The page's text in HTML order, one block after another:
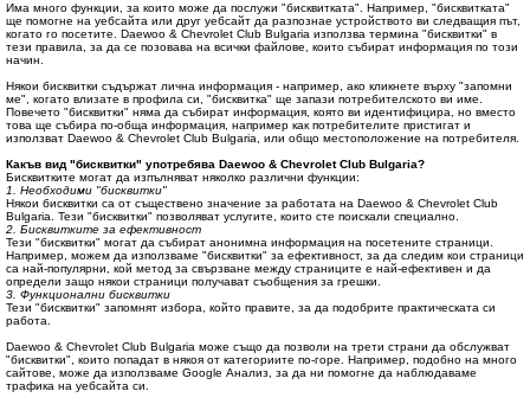
Има много функции, за които може да послужи "бисквитката". Например, "бисквитката"
ще помогне на уебсайта или друг уебсайт да разпознае устройството ви следващия път,
когато го посетите. Daewoo & Chevrolet Club Bulgaria използва термина "бисквитки" в
тези правила, за да се позовава на всички файлове, които събират информация по този
начин.
Някои бисквитки съдържат лична информация - например, ако кликнете върху "запомни
ме", когато влизате в профила си, "бисквитка" ще запази потребителското ви име.
Повечето "бисквитки" няма да събират информация, която ви идентифицира, но вместо
това ще събира по-обща информация, например как потребителите пристигат и
използват Daewoo & Chevrolet Club Bulgaria, или общо местоположение на потребителя.
Какъв вид "бисквитки" употребява Daewoo & Chevrolet Club Bulgaria?
Бисквитките могат да изпълняват няколко различни функции:
1. Необходими "бисквитки"
Някои бисквитки са от съществено значение за работата на Daewoo & Chevrolet Club
Bulgaria. Тези "бисквитки" позволяват услугите, които сте поискали специално.
2. Бисквитките за ефективност
Тези "бисквитки" могат да събират анонимна информация на посетените страници.
Например, можем да използваме "бисквитки" за ефективност, за да следим кои страници
са най-популярни, кой метод за свързване между страниците е най-ефективен и да
определи защо някои страници получават съобщения за грешки.
3. Функционални бисквитки
Тези "бисквитки" запомнят избора, който правите, за да подобрите практическата си
работа.
Daewoo & Chevrolet Club Bulgaria може също да позволи на трети страни да обслужват
"бисквитки", които попадат в някоя от категориите по-горе. Например, подобно на много
сайтове, може да използваме Google Анализ, за ​​да ни помогне да наблюдаваме
трафика на уебсайта си.